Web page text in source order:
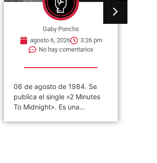
Gaby Ponchs
agosto 6, 2026
3:22 pm
No hay comentarios
«VIVO COSQUÍN ROCK»
(PAPPO) 06 De Agosto del
2021 Disco en vivo póstumo